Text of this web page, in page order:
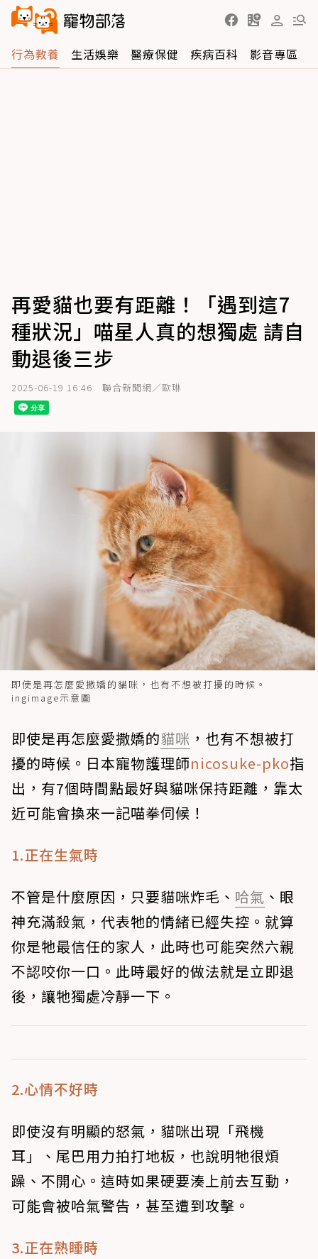
行為教養 生活娛樂 醫療保健 疾病百科 影音專區
再愛貓也要有距離！「遇到這7
種狀況」喵星人真的想獨處 請自
動退後三步
2025-06-19 16:46 聯合新聞網／歐琳
即使是再怎麼愛撒嬌的貓咪，也有不想被打擾的時候。
ingimage示意圖
即使是再怎麼愛撒嬌的貓咪 ，也有不想被打
擾的時候。日本寵物護理師nicosuke-pko指
出，有7個時間點最好與貓咪保持距離，靠太
近可能會換來一記喵拳伺候！
1.正在生氣時
不管是什麼原因，只要貓咪炸毛、 哈氣 、眼
神充滿殺氣，代表牠的情緒已經失控。就算
你是牠最信任的家人，此時也可能突然六親
不認咬你一口。此時最好的做法就是立即退
後，讓牠獨處冷靜一下。
2.心情不好時
即使沒有明顯的怒氣，貓咪出現「飛機
耳」、尾巴用力拍打地板，也說明牠很煩
躁、不開心。這時如果硬要湊上前去互動，
可能會被哈氣警告，甚至遭到攻擊。
3.正在熟睡時